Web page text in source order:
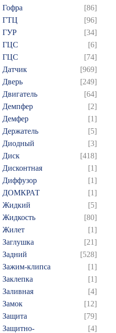
Гофра
[86]
ГТЦ
[96]
ГУР
[34]
ГЦC
[6]
ГЦС
[74]
Датчик
[969]
Дверь
[249]
Двигатель
[64]
Демпфер
[2]
Демфер
[1]
Держатель
[5]
Диодный
[3]
Диск
[418]
Дисконтная
[1]
Диффузор
[1]
ДОМКРАТ
[1]
Жидкий
[5]
Жидкость
[80]
Жилет
[1]
Заглушка
[21]
Задний
[528]
Зажим-клипса
[1]
Заклепка
[1]
Заливная
[4]
Замок
[12]
Защита
[79]
Защитно-
[4]